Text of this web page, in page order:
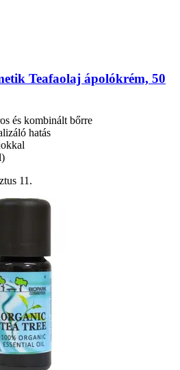
Teafaolaj ápolókrém, 50
és kombinált bőrre
hatás
11.